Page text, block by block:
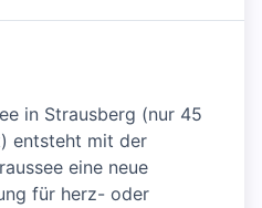
in Strausberg (nur 45
entsteht mit der
eine neue
für herz- oder